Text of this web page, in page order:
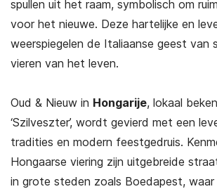
spullen uit het raam, symbolisch om
voor het nieuwe. Deze hartelijke en
weerspiegelen de Italiaanse geest van
vieren van het leven.
Oud & Nieuw in Hongarije, lokaal
‘Szilveszter’, wordt gevierd met een
tradities en modern feestgedruis.
Hongaarse viering zijn uitgebreide
in grote steden zoals Boedapest, waar